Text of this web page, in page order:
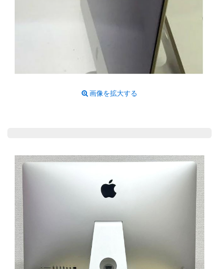
画像を拡大する